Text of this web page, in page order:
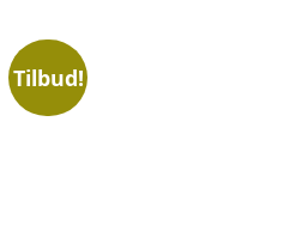
Tilbud!